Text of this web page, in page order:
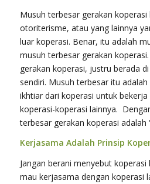
Musuh terbesar gerakan
otoriterisme, atau yang lainnya
luar koperasi. Benar, itu adalah
musuh terbesar gerakan
gerakan koperasi, justru berada
sendiri. Musuh terbesar itu
ikhtiar dari koperasi untuk
koperasi-koperasi lainnya.
terbesar gerakan koperasi adalah
Kerjasama Adalah Prinsip
Jangan berani menyebut
mau kerjasama dengan koperasi